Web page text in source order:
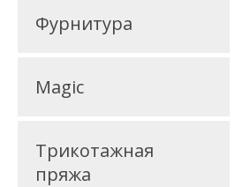
Фурнитура
Magic
Трикотажная
пряжа